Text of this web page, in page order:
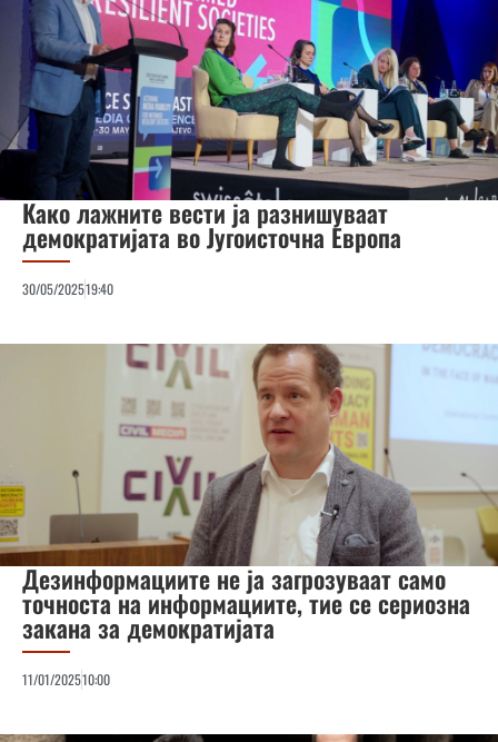
Како лажните вести ја разнишуваат
демократијата во Југоисточна Европа
30/05/202519:40
Дезинформациите не ја загрозуваат само
точноста на информациите, тие се сериозна
закана за демократијата
11/01/202510:00